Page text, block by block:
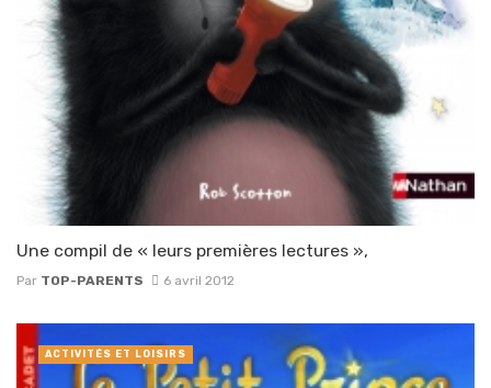
Une compil de « leurs premières lectures »,
Par TOP-PARENTS 6 avril 2012
ACTIVITÉS ET LOISIRS